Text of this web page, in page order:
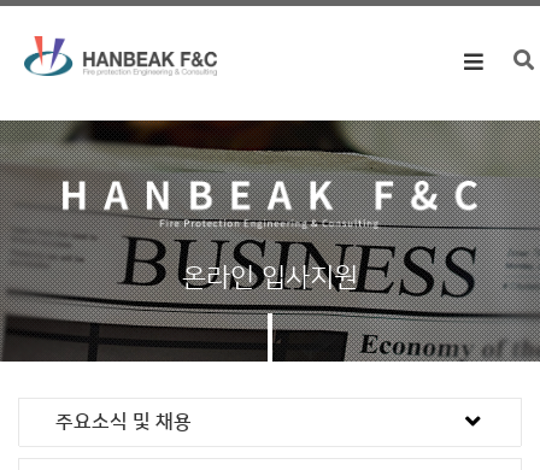
Toggle
온라인 입사지원
주요소식 및 채용